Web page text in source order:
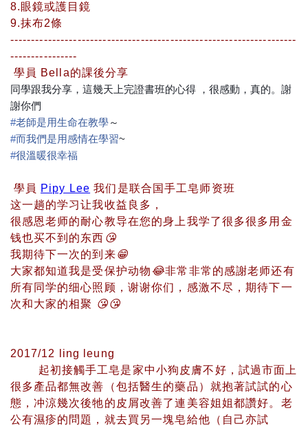
8.眼鏡或護目鏡
9.抹布2條
--------------------------------------------------------------------
----------------
學員 Bella的課後分享
同學跟我分享，這幾天上完證書班的心得 ，很感動，真的。謝
謝你們
‪#‎老師是用生命在教學‬～
‪#‎而我們是用感情在學習‬~
‪#‎很溫暖很幸福‬
學員 Pipy Lee 我们是联合国手工皂师资班
这一趟的学习让我收益良多，
很感恩老师的耐心教导在您的身上我学了很多很多用金
钱也买不到的东西 😘
我期待下一次的到来😁
大家都知道我是受保护动物 😂非常非常的感謝老师还有
所有同学的细心照顾，谢谢你们，感激不尽，期待下一
次和大家的相聚 😘😘
2017/12 ling leung
起初接觸手工皂是家中小狗皮膚不好，試過市面上
很多產品都無改善（包括醫生的藥品）就抱著試試的心
態，冲涼幾次後牠的皮屑改善了連美容姐姐都讚好。老
公有濕疹的問題，就去買另一塊皂給他（自己亦試